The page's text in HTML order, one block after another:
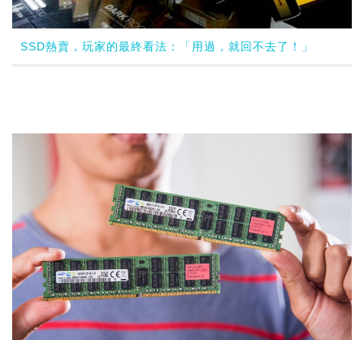
SSD熱賣，玩家的最終看法：「用過，就回不去了！」